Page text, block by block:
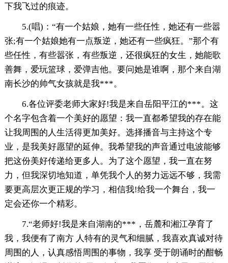
下我飞过的痕迹。
5.(唱)：“有一个姑娘，她有一些任性，她还有一些嚣
张;有一个姑娘她有一点叛逆，她还有一些疯狂。”那个有
些任性，有些嚣张，有些叛逆，还很疯狂的女生，她能歌
善舞，爱玩篮球，爱弹吉他。要问她是谁啊，那个来自湖
南长沙的帅气女孩就是我***。
6.各位评委老师大家好!我是来自岳阳平江的***。这
个名字包含着一个美好的愿望：我一直都希望我的存在能
让我周围的人生活得更加美好。选择播音与主持这个专
业，是我美好愿望的延伸。我希望我的声音通过电波能够
把这份美好传递给更多人。为了这个愿望，我一直在努
力，但我深切地知道，单凭我个人的努力远远不够，我需
要更高层次更正规的学习，相信我!给我一个舞台，我一
定会还你一个精彩。
7.“老师好!我是来自湖南的***，岳麓和湘江孕育了
我，我便有了南方 人特有的灵气和细腻，我喜欢真诚对待
周围的人，认真感悟周围的事物，我享 受于朗诵时的酣畅